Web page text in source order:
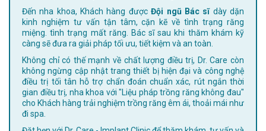
Đến nha khoa, Khách hàng đượcĐội ngũ Bác sĩdày dặn
kinh nghiệm tư vấn tận tâm, cặn kẽ về tình trạng răng
miệng. tình trạng mất răng. Bác sĩ sau khi thăm khám kỹ
càng sẽ đưa ra giải pháp tối ưu, tiết kiệm và an toàn.
Không chỉ có thế mạnh về chất lượng điều trị, Dr. Care còn
không ngừng cập nhật trang thiết bị hiện đại và công nghệ
điều trị tối tân hỗ trợ chẩn đoán chuẩn xác, rút ngắn thời
gian điều trị, nha khoa với "Liệu pháp trồng răng không đau"
cho Khách hàng trải nghiệm trồng răng êm ái, thoải mái như
đi spa.